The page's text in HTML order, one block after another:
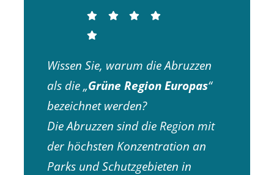
Wissen Sie, warum die Abruzzen
als die „Grüne Region Europas“
bezeichnet werden?
Die Abruzzen sind die Region mit
der höchsten Konzentration an
Parks und Schutzgebieten in